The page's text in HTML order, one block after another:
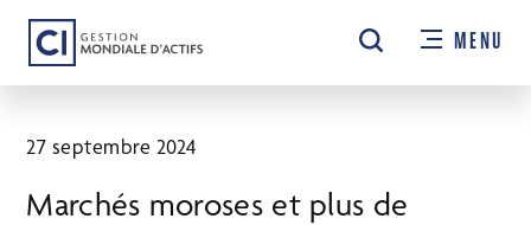
Passer
contenu
MENU
27 septembre 2024
Marchés moroses et plus de